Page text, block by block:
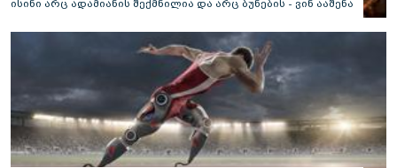
ისინი არც ადამიანის შექმნილია და არც ბუნების - ვინ ააშენა